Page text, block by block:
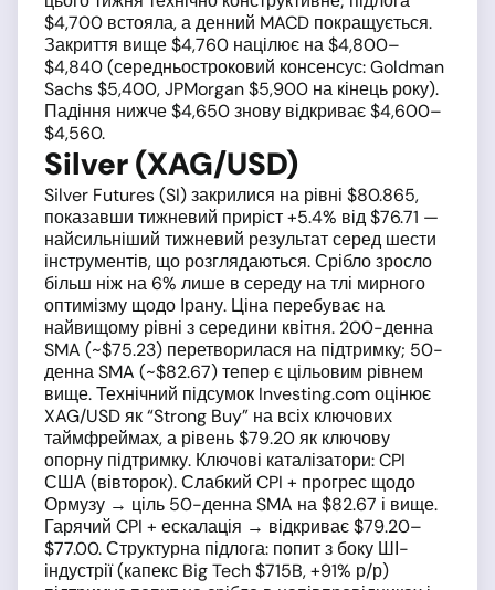
$4,700 встояла, а денний MACD покращується.
Закриття вище $4,760 націлює на $4,800–
$4,840 (середньостроковий консенсус: Goldman
Sachs $5,400, JPMorgan $5,900 на кінець року).
Падіння нижче $4,650 знову відкриває $4,600–
$4,560.
Silver (XAG/USD)
Silver Futures (SI) закрилися на рівні $80.865,
показавши тижневий приріст +5.4% від $76.71 —
найсильніший тижневий результат серед шести
інструментів, що розглядаються. Срібло зросло
більш ніж на 6% лише в середу на тлі мирного
оптимізму щодо Ірану. Ціна перебуває на
найвищому рівні з середини квітня. 200-денна
SMA (~$75.23) перетворилася на підтримку; 50-
денна SMA (~$82.67) тепер є цільовим рівнем
вище. Технічний підсумок Investing.com оцінює
XAG/USD як “Strong Buy” на всіх ключових
таймфреймах, а рівень $79.20 як ключову
опорну підтримку. Ключові каталізатори: CPI
США (вівторок). Слабкий CPI + прогрес щодо
Ормузу → ціль 50-денна SMA на $82.67 і вище.
Гарячий CPI + ескалація → відкриває $79.20–
$77.00. Структурна підлога: попит з боку ШІ-
індустрії (капекс Big Tech $715B, +91% р/р)